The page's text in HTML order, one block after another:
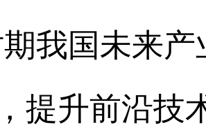
期我国未来
提升前沿技